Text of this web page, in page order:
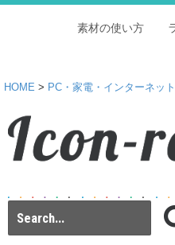
素材の使い方
HOME > PC・家電・インターネット